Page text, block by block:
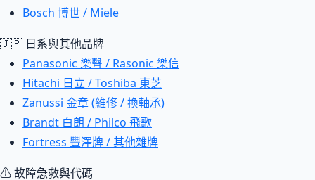
Bosch 博世 / Miele
🇯🇵 日系與其他品牌
Panasonic 樂聲 / Rasonic 樂信
Hitachi 日立 / Toshiba 東芝
Zanussi 金章 (維修 / 換軸承)
Brandt 白朗 / Philco 飛歌
Fortress 豐澤牌 / 其他雜牌
⚠ 故障急救與代碼